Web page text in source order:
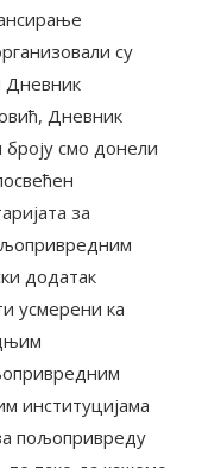
су
Дневник
Дневник
смо донели
за
додатак
усмерени ка
институцијама
пољопривреду